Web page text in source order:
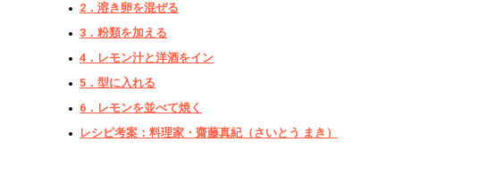
2．溶き卵を混ぜる
3．粉類を加える
4．レモン汁と洋酒をイン
5．型に入れる
6．レモンを並べて焼く
レシピ考案：料理家・齋藤真紀（さいとう まき）